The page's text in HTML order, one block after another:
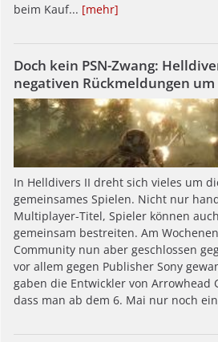
beim Kauf... [mehr]
Doch kein PSN-Zwang:
negativen Rückmeldungen um
In Helldivers II dreht sich vieles um
gemeinsames Spielen. Nicht nur
Multiplayer-Titel, Spieler können
gemeinsam bestreiten. Am
Community nun aber geschlossen
vor allem gegen Publisher Sony
gaben die Entwickler von Arrowhead
dass man ab dem 6. Mai nur noch